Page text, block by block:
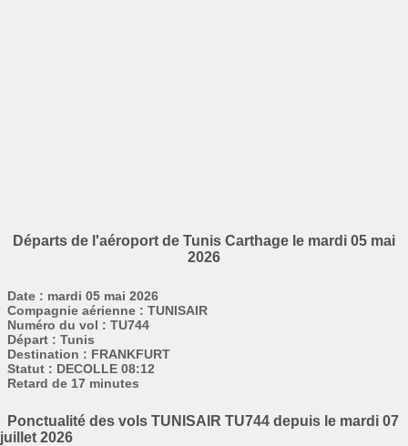
Départs de l'aéroport de Tunis Carthage le mardi 05 mai
2026
Date : mardi 05 mai 2026
Compagnie aérienne : TUNISAIR
Numéro du vol : TU744
Départ : Tunis
Destination : FRANKFURT
Statut : DECOLLE 08:12
Retard de 17 minutes
Ponctualité des vols TUNISAIR TU744 depuis le mardi 07
juillet 2026